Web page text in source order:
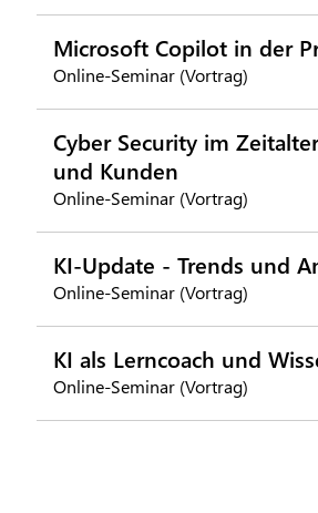
Microsoft Copilot in der
Online-Seminar (Vortrag)
Cyber Security im
und Kunden
Online-Seminar (Vortrag)
KI-Update - Trends und
Online-Seminar (Vortrag)
KI als Lerncoach und
Online-Seminar (Vortrag)